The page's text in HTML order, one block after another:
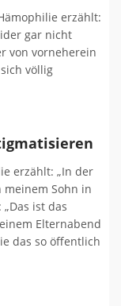
erzählt:
gar nicht
von vorneherein
völlig
erzählt: „In der
Sohn in
ist das
Elternabend
das so öffentlich